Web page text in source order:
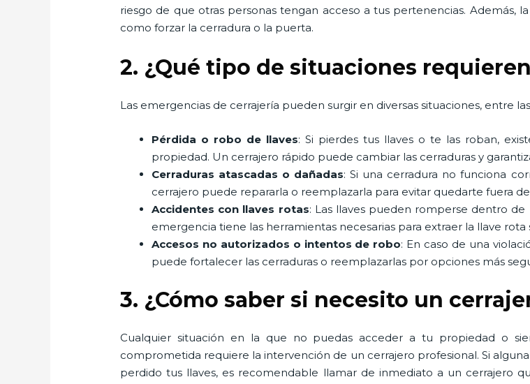
riesgo de que otras personas tengan acceso a tus pertenencias. Además,
como forzar la cerradura o la puerta.
2. ¿Qué tipo de situaciones
Las emergencias de cerrajería pueden surgir en diversas situaciones, entre
Pérdida o robo de llaves: Si pierdes tus llaves o te las roban,
propiedad. Un cerrajero rápido puede cambiar las cerraduras y
Cerraduras atascadas o dañadas: Si una cerradura no funciona
cerrajero puede repararla o reemplazarla para evitar quedarte fuera
Accidentes con llaves rotas: Las llaves pueden romperse dentro
emergencia tiene las herramientas necesarias para extraer la llave rota
Accesos no autorizados o intentos de robo: En caso de una
puede fortalecer las cerraduras o reemplazarlas por opciones más
3. ¿Cómo saber si necesito un
Cualquier situación en la que no puedas acceder a tu propiedad o
comprometida requiere la intervención de un cerrajero profesional. Si
perdido tus llaves, es recomendable llamar de inmediato a un cerrajero